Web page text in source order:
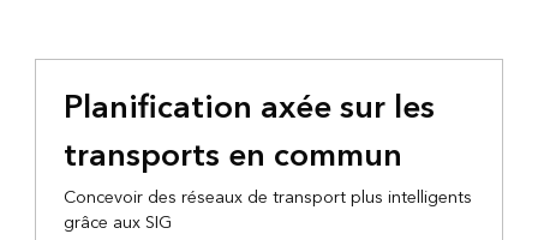
Planification axée sur les
transports en commun
Concevoir des réseaux de transport plus intelligents
grâce aux SIG